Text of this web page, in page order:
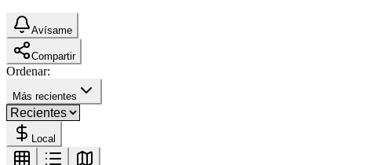
Avísame
Compartir
Ordenar:
Más recientes
Local